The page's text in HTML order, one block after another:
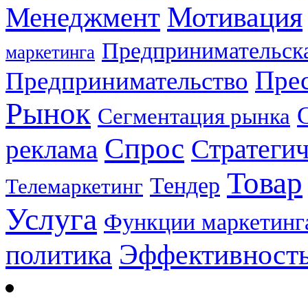
Менеджмент Мотивация
маркетинга
Предпринимательство
Рынок Сегментация рынка
реклама Спрос
Телемаркетинг Тендер Товар
Услуга Функции
политика